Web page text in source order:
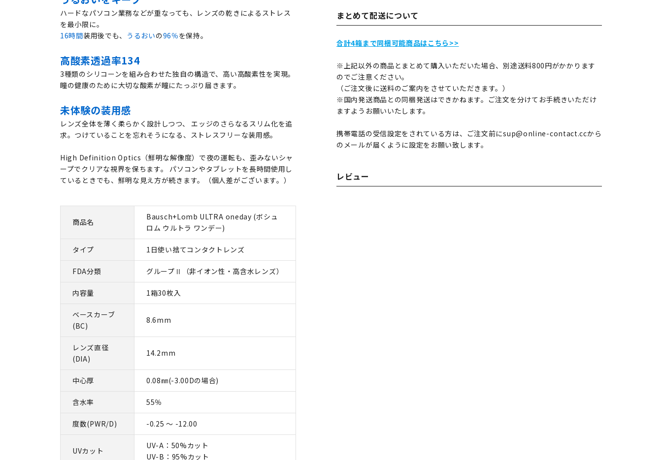
まとめて配送について
合計4箱まで同梱可能商品はこちら>>
※上記以外の商品とまとめて購入いただいた場合、別途送料800円がかかります
のでご注意ください。
（ご注文後に送料のご案内をさせていただきます。）
※国内発送商品との同梱発送はできかねます。ご注文を分けてお手続きいただけ
ますようお願いいたします。
携帯電話の受信設定をされている方は、ご注文前にsup@online-contact.ccから
のメールが届くように設定をお願い致します。
レビュー
ハードなパソコン業務などが重なっても、レンズの乾きによるストレス
を最小限に。
16時間装用後でも、 うるおいの96％を保持。
高酸素透過率134
3種類のシリコーンを組み合わせた独自の構造で、高い高酸素性を実現。
瞳の健康のために大切な酸素が瞳にたっぷり届きます。
未体験の装用感
レンズ全体を薄く柔らかく設計しつつ、 エッジのさらなるスリム化を追
求。つけていることを忘れそうになる、ストレスフリーな装用感。
High Definition Optics（鮮明な解像度）で夜の運転も、歪みないシャ
ープでクリアな視界を保ちます。 パソコンやタブレットを長時間使用し
ているときでも、鮮明な見え方が続きます。（個人差がございます。）
商品名
Bausch+Lomb ULTRA oneday (ボシュ
ロム ウルトラ ワンデー)
タイプ 1日使い捨てコンタクトレンズ
FDA分類 グループⅡ（非イオン性・高含水レンズ）
内容量 1箱30枚入
ベースカーブ
(BC)
8.6mm
レンズ直径
(DIA)
14.2mm
中心厚 0.08㎜(-3.00Dの場合)
含水率 55％
度数(PWR/D) -0.25 ～ -12.00
UVカット
UV-A：50%カット
UV-B：95%カット